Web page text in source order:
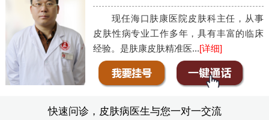
现任海口肤康医院皮肤科主任，从事
皮肤性病专业工作多年，具有丰富的临床
经验。是肤康皮肤精准医...[详细]
快速问诊，皮肤病医生与您一对一交流